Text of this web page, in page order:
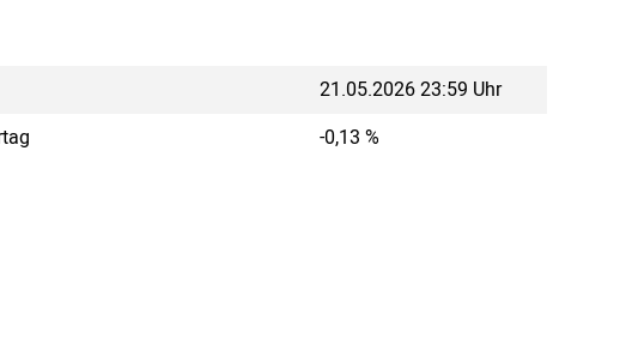
21.05.2026 23:59 Uhr
-0,13 %